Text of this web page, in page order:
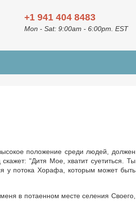
+1 941 404 8483
Mon - Sat: 9:00am - 6:00pm. EST
положение среди людей, должен
"Дитя Мое, хватит суетиться. Ты
у потока Хорафа, которым может быть
в потаенном месте селения Своего,